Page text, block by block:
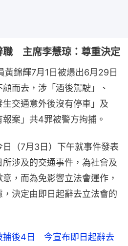
職 主席李慧琼：尊重決定
黃錦輝7月1日被爆出6月29日
而去，涉「酒後駕駛」、
生交通意外後沒有停車」及
報案」共4罪被警方拘捕。
（7月3日）下午就事件發表
涉及的交通事件，為社會及
，而為免影響立法會運作，
決定由即日起辭去立法會的
捕後4日 今宣布即日起辭去